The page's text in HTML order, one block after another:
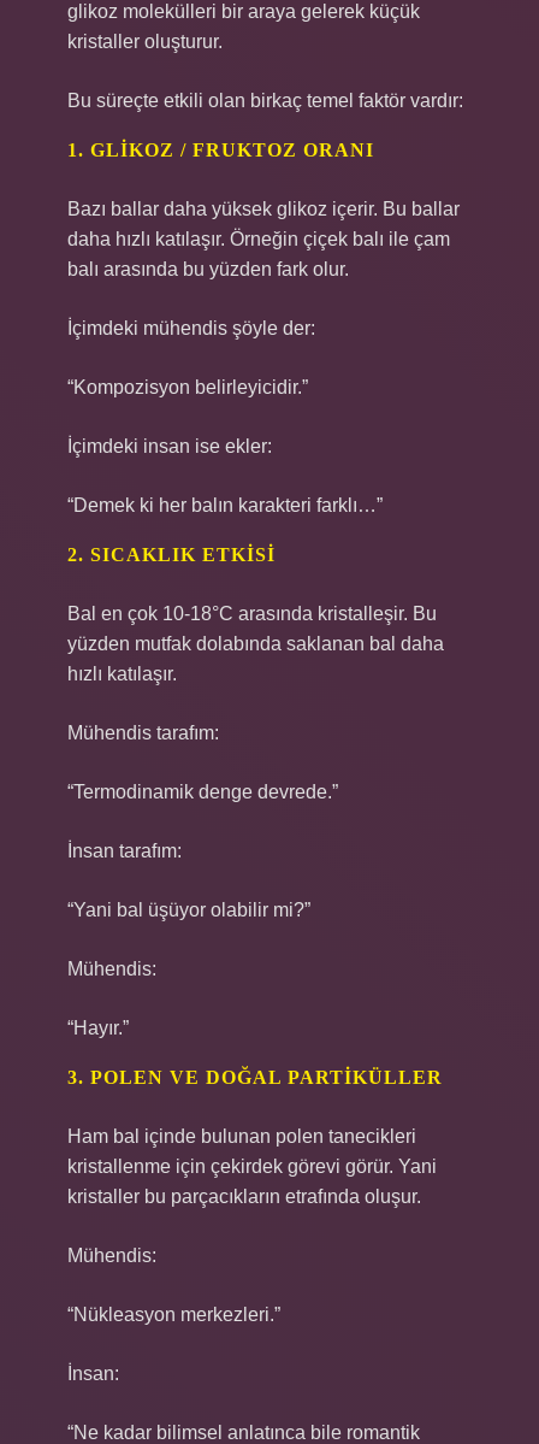
glikoz molekülleri bir araya gelerek küçük
kristaller oluşturur.
Bu süreçte etkili olan birkaç temel faktör vardır:
1. GLIKOZ / FRUKTOZ ORANI
Bazı ballar daha yüksek glikoz içerir. Bu ballar
daha hızlı katılaşır. Örneğin çiçek balı ile çam
balı arasında bu yüzden fark olur.
İçimdeki mühendis şöyle der:
“Kompozisyon belirleyicidir.”
İçimdeki insan ise ekler:
“Demek ki her balın karakteri farklı…”
2. SICAKLIK ETKISI
Bal en çok 10-18°C arasında kristalleşir. Bu
yüzden mutfak dolabında saklanan bal daha
hızlı katılaşır.
Mühendis tarafım:
“Termodinamik denge devrede.”
İnsan tarafım:
“Yani bal üşüyor olabilir mi?”
Mühendis:
“Hayır.”
3. POLEN VE DOĞAL PARTIKÜLLER
Ham bal içinde bulunan polen tanecikleri
kristallenme için çekirdek görevi görür. Yani
kristaller bu parçacıkların etrafında oluşur.
Mühendis:
“Nükleasyon merkezleri.”
İnsan:
“Ne kadar bilimsel anlatınca bile romantik